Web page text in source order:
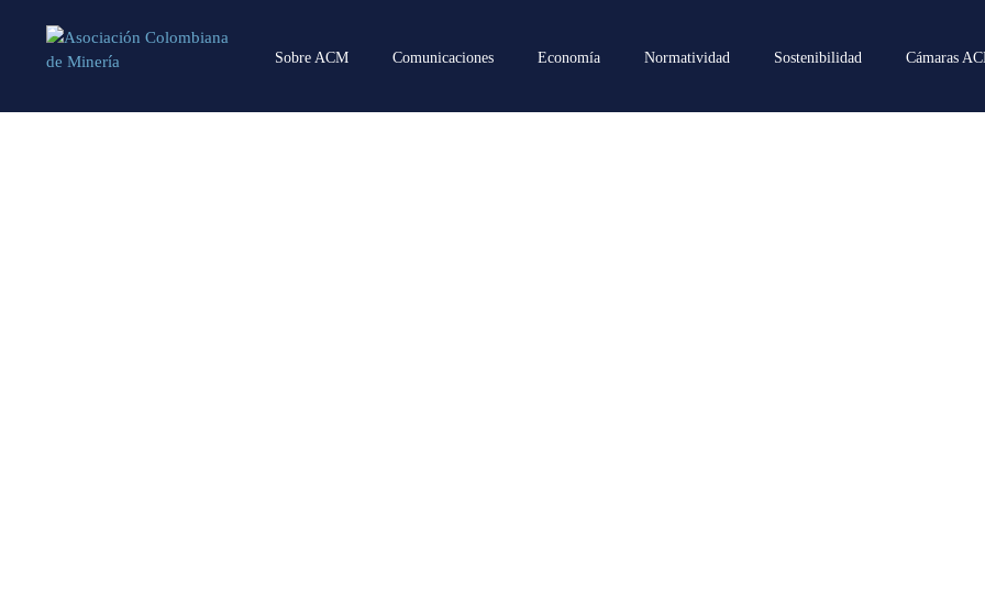
Sobre ACM Comunicaciones Economía Normatividad Sostenibilidad Cámaras